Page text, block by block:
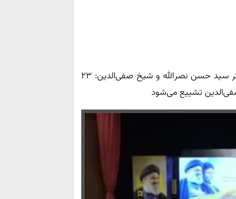
دبیر کمیته عالی مراسم تشییع پیکر سید حسن نصرالله و شیخ صفی‌الدین: ۲۳
تشییع می‌شود